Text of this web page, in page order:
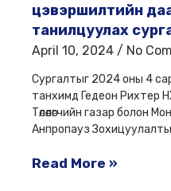
цэвэршилтийн
танилцуулах
April 10, 2024 No
Сургалтыг 2024 оны 4
танхимд Гедеон Рихтер
Төлөөлөгчийн газар болон
Анпропауз
Read More »